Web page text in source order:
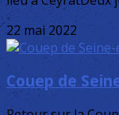
22 mai 2022
Couep de